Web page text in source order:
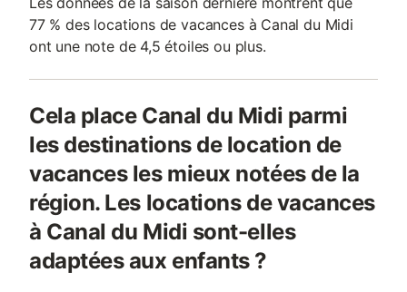
77 % des locations de vacances à Canal du Midi
ont une note de 4,5 étoiles ou plus.
Cela place Canal du Midi parmi
les destinations de location de
vacances les mieux notées de la
région. Les locations de vacances
à Canal du Midi sont-elles
adaptées aux enfants ?